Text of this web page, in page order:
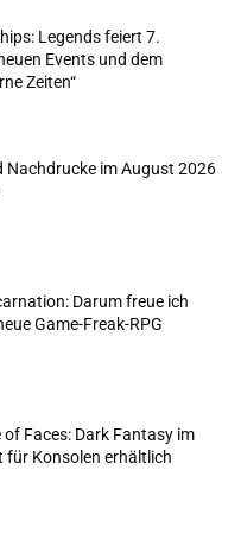
Legends feiert 7.
Events und dem
Zeiten“
Nachdrucke im August 2026
Darum freue ich
Game-Freak-RPG
of Faces: Dark Fantasy im
für Konsolen erhältlich